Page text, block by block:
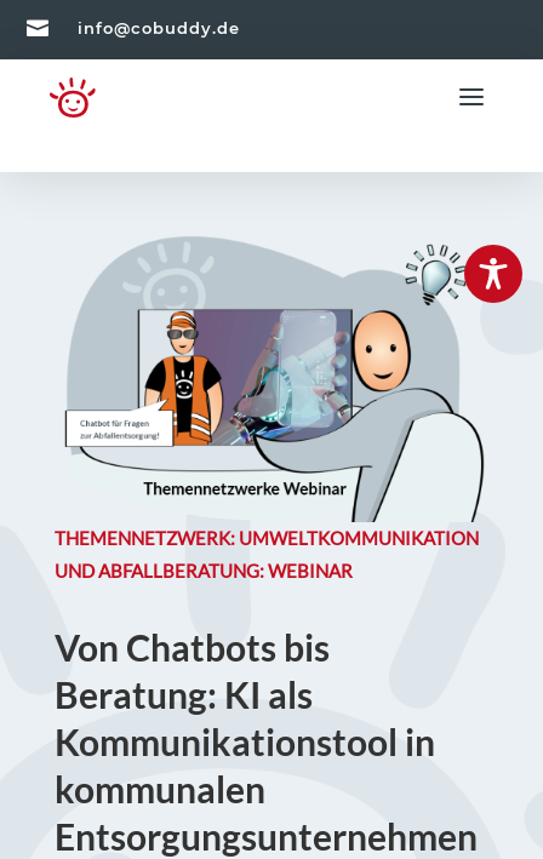
 info@cobuddy.de
THEMENNETZWERK: UMWELTKOMMUNIKATION
UND ABFALLBERATUNG: WEBINAR
Von Chatbots bis
Beratung: KI als
Kommunikationstool in
kommunalen
Entsorgungsunternehmen